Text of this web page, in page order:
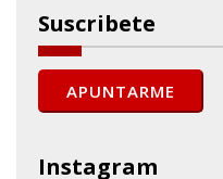
Suscribete
Instagram